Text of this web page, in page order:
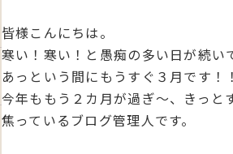
皆様こんにちは。
寒い！寒い！と愚痴の多い日が続い
あっという間にもうすぐ３月です！！
今年ももう２カ月が過ぎ～、きっ
焦っているブログ管理人です。